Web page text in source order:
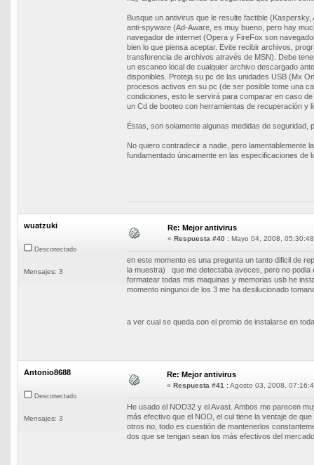
Busque un antivirus que le resulte factible
anti-spyware (Ad-Aware, es muy bueno, pero hay
navegador de internet (Opera y FireFox son
bien lo que piensa aceptar. Evite recibir archivos,
transferencia de archivos através de MSN). Debe
un escaneo local de cualquier archivo descargado
disponibles. Proteja su pc de las unidades USB (Mx
procesos activos en su pc (de ser posible tome una
condiciones, esto le servirá para comparar en caso
un Cd de booteo con herramientas de recuperación y
Éstas, son solamente algunas medidas de
No quiero contradecir a nadie, pero lamentablemente
fundamentado únicamente en las especificaciones de
wuatzuki
Desconectado
Mensajes: 3
Re: Mejor antivirus
« Respuesta #40 : Mayo 04, 2008,
en este momento es una pregunta un tanto dificil de
la muestra) que me detectaba aveces, pero no
formatear todas mis maquinas y memorias usb he
momento ningunoi de los 3 me ha desilucionado
a ver cual se queda con el premio de instalarse en
Antonio8688
Desconectado
Mensajes: 3
Re: Mejor antivirus
« Respuesta #41 :Agosto 03, 2008,
He usado el NOD32 y el Avast. Ambos me parecen
más efectivo que el NOD, el cul tiene la ventaje de
otros no, todo es cuestión de mantenerlos
dos que se tengan sean los más efectivos del